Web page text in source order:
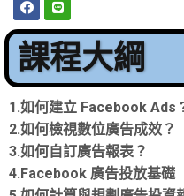
課程大綱
1.如何建立 Facebook Ads
2.如何檢視數位廣告成效？
3.如何自訂廣告報表？
4.Facebook 廣告投放基礎